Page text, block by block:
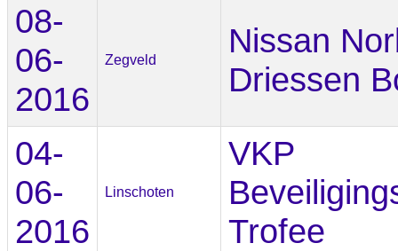
08-
06-
2016
Zegveld
Nissan
Driessen
04-
06-
2016
Linschoten
VKP
Trofee